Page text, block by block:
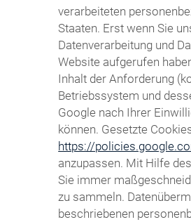
verarbeiteten
Staaten. Erst wenn Sie
Datenverarbeitung und
Website aufgerufen
Inhalt der Anforderung
Betriebssystem und
Google nach Ihrer
können. Gesetzte
https://
anzupassen. Mit Hilfe
Sie immer
zu sammeln.
beschriebenen